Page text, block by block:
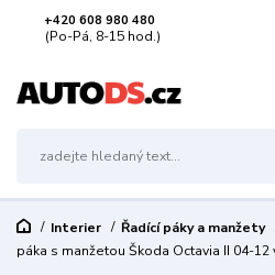
+420 608 980 480
(Po-Pá, 8-15 hod.)
Interier Řadící páky a manžety
páka s manžetou Škoda Octavia II 04-